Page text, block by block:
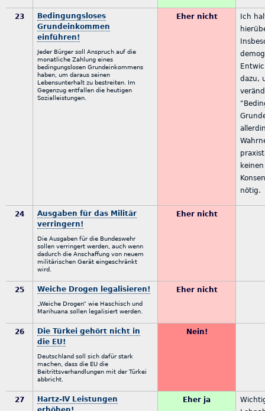
23
Bedingungsloses
Grundeinkommen
einführen!
Jeder Bürger soll Anspruch auf die
monatliche Zahlung eines
bedingungslosen Grundeinkommens
haben, um daraus seinen
Lebensunterhalt zu bestreiten. Im
Gegenzug entfallen die heutigen
Sozialleistungen.
Eher nicht
Ich
dazu,
nötig.
24
Ausgaben für das Militär
verringern!
Die Ausgaben für die Bundeswehr
sollen verringert werden, auch wenn
dadurch die Anschaffung von neuem
militärischen Gerät eingeschränkt
wird.
Eher nicht
25 Weiche Drogen legalisieren!
„Weiche Drogen“ wie Haschisch und
Marihuana sollen legalisiert werden.
Eher nicht
26
Die Türkei gehört nicht in
die EU!
Deutschland soll sich dafür stark
machen, dass die EU die
Beitrittsverhandlungen mit der Türkei
abbricht.
Nein!
27
Hartz-IV Leistungen
Eher ja